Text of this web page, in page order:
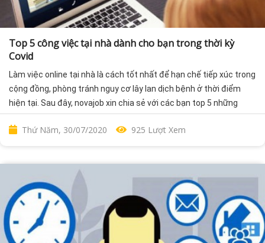
Top 5 công việc tại nhà dành cho bạn trong thời kỳ
Covid
Làm việc online tại nhà là cách tốt nhất để hạn chế tiếp xúc trong
cộng đồng, phòng tránh nguy cơ lây lan dịch bệnh ở thời điểm
hiện tại. Sau đây, novajob xin chia sẻ với các bạn top 5 những
công việc mà bạn có thể làm tại nhà trong mùa dịch
Thứ Năm, 30/07/2020 925 Lượt Xem